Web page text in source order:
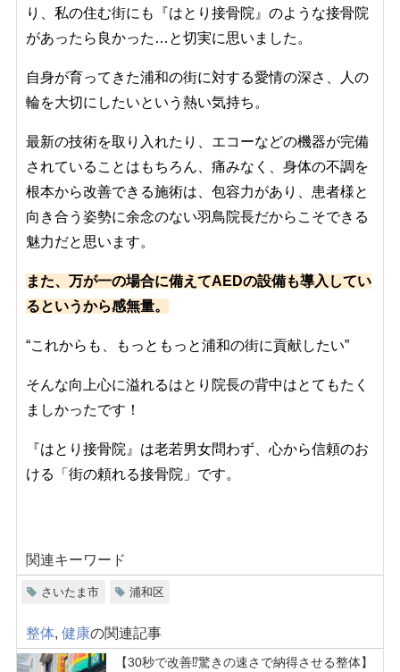
り、私の住む街にも『はとり接骨院』のような接骨院
があったら良かった…と切実に思いました。
自身が育ってきた浦和の街に対する愛情の深さ、人の
輪を大切にしたいという熱い気持ち。
最新の技術を取り入れたり、エコーなどの機器が完備
されていることはもちろん、痛みなく、身体の不調を
根本から改善できる施術は、包容力があり、患者様と
向き合う姿勢に余念のない羽鳥院長だからこそできる
魅力だと思います。
また、万が一の場合に備えてAEDの設備も導入してい
るというから感無量。
“これからも、もっともっと浦和の街に貢献したい”
そんな向上心に溢れるはとり院長の背中はとてもたく
ましかったです！
『はとり接骨院』は老若男女問わず、心から信頼のお
ける「街の頼れる接骨院」です。
関連キーワード
さいたま市 浦和区
整体 健康の関連記事
【30秒で改善⁉️驚きの速さで納得させる整体】